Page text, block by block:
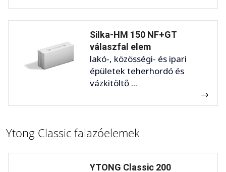
Silka-HM 150 NF+GT
válaszfal elem
lakó-, közösségi- és ipari
épületek teherhordó és
vázkitöltő ...
Ytong Classic falazóelemek
YTONG Classic 200